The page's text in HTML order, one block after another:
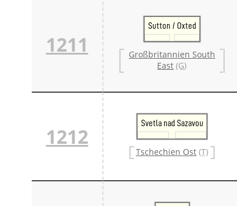
1211
Sutton / Oxted
Großbritannien South
East (G)
1212
Svetla nad Sazavou
Tschechien Ost (T)